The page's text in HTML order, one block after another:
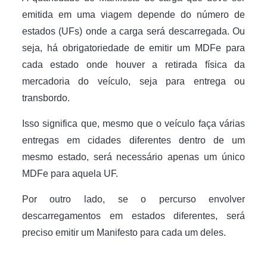
emitida em uma viagem depende do número de
estados (UFs) onde a carga será descarregada. Ou
seja, há obrigatoriedade de emitir um MDFe para
cada estado onde houver a retirada física da
mercadoria do veículo, seja para entrega ou
transbordo.
Isso significa que, mesmo que o veículo faça várias
entregas em cidades diferentes dentro de um
mesmo estado, será necessário apenas um único
MDFe para aquela UF.
Por outro lado, se o percurso envolver
descarregamentos em estados diferentes, será
preciso emitir um Manifesto para cada um deles.